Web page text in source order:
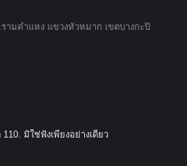
ามคำแหง แขวงหัวหมาก เขตบางกะปิ
มิใช่ฟังเพียงอย่างเดียว